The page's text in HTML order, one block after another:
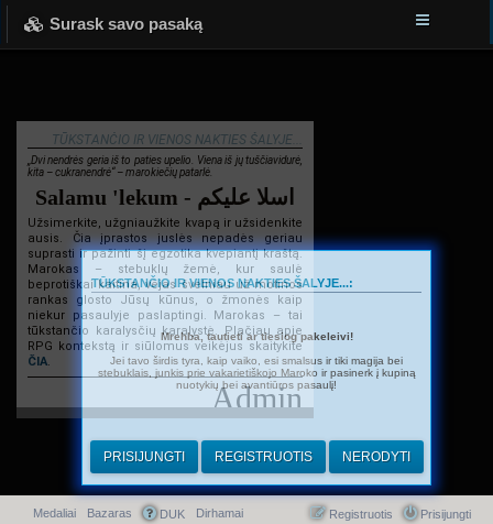
Surask savo pasaką
TŪKSTANČIO IR VIENOS NAKTIES ŠALYJE...
„Dvi nendrės geria iš to paties upelio. Viena iš jų tuščiavidurė,
kita – cukranendrė“ – marokiečių patarlė.
Salamu 'lekum - اسلا عليكم
Užsimerkite, užgniaužkite kvapą ir užsidenkite
ausis. Čia įprastos juslės nepadės geriau
suprasti ir pažinti šį egzotika kvepiantį kraštą.
Marokas – stebuklų žemė, kur saulė
beprotiškai kaitina, vėjas švelniau už motinos
rankas glosto Jūsų kūnus, o žmonės kaip
niekur pasaulyje paslaptingi. Marokas – tai
tūkstančio karalysčių karalystė. Plačiau apie
RPG kontekstą ir siūlomus veikėjus skaitykite
ČIA.
Admin
Greitasis meniu
Medaliai Bazaras DUK Dirhamai Prisijungti
Registruotis
TŪKSTANČIO IR VIENOS NAKTIES ŠALYJE...:
Mrehba, tautieti ar tiesiog pakeleivi!
Jei tavo širdis tyra, kaip vaiko, esi smalsus ir tiki magija bei
stebuklais, junkis prie vakarietiškojo Maroko ir pasinerk į kupiną
nuotykių bei avantiūros pasaulį!
PRISIJUNGTI REGISTRUOTIS NERODYTI